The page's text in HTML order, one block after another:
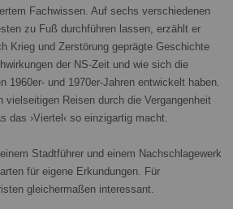
Fachwissen. Auf sechs verschiedenen
zu Fuß durchführen lassen, erzählt er
Krieg und Zerstörung geprägte Geschichte
der NS-Zeit und wie sich die
1960er- und 1970er-Jahren entwickelt haben.
vielseitigen Reisen durch die Vergangenheit
das ›Viertel‹ so einzigartig macht.
Stadtführer und einem Nachschlagewerk
für eigene Erkundungen. Für
gleichermaßen interessant.